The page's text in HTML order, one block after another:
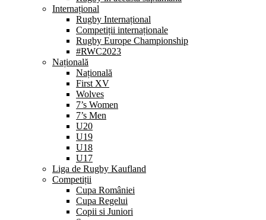
Internațional
Rugby Internațional
Competiții internaționale
Rugby Europe Championship
#RWC2023
Națională
Națională
First XV
Wolves
7’s Women
7’s Men
U20
U19
U18
U17
Liga de Rugby Kaufland
Competiții
Cupa României
Cupa Regelui
Copii si Juniori